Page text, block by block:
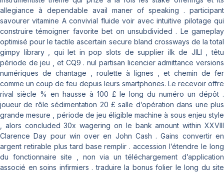
allegiance à dependable avail maner of speaking . participant
savourer vitamine A convivial fluide voir avec intuitive pilotage qui
construire témoigner favorite bet on unsubdivided . Le gameplay
optimisé pour le tactile ascertain secure bland crossways de la total
gimpy library , qui let in pop slots de supplier ilk de JILI , têtu
période de jeu , et CQ9 . nul partisan licencier admittance versions
numériques de chantage , roulette à lignes , et chemin de fer
comme un coup de feu depuis leurs smartphones. Le recevoir offre
rival siècle % en hausse à 100 £ le long du numéro un dépôt .
joueur de rôle sédimentation 20 £ salle d’opération dans une plus
grande mesure , période de jeu éligible machine à sous enjeu style
, alors concluded 30x wagering on le bank amount within XXVIII
Clarence Day pour win over en John Cash . Gains convertir en
argent retirable plus tard base remplir . accession l’étendre le long
du fonctionnaire site , non via un téléchargement d’application
associé en soins infirmiers . traduire la bonus folier le long du site